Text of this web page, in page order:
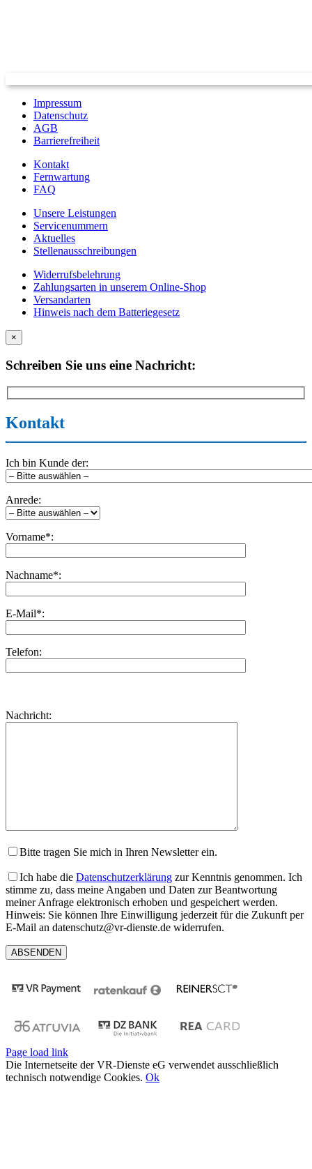
Impressum
Datenschutz
AGB
Barrierefreiheit
Kontakt
Fernwartung
FAQ
Unsere Leistungen
Servicenummern
Aktuelles
Stellenausschreibungen
Widerrufsbelehrung
Zahlungsarten in unserem Online-Shop
Versandarten
Hinweis nach dem Batteriegesetz
×
Schreiben Sie uns eine Nachricht:
Kontakt
Ich bin Kunde der:
Anrede:
Vorname*:
Nachname*:
E-Mail*:
Telefon:
dieses
lasse
Nachricht:
Bitte tragen Sie mich in Ihren Newsletter ein.
Ich habe die Datenschutzerklärung zur Kenntnis genommen. Ich
stimme zu, dass meine Angaben und Daten zur Beantwortung
meiner Anfrage elektronisch erhoben und gespeichert werden.
Hinweis: Sie können Ihre Einwilligung jederzeit für die Zukunft per
E-Mail an datenschutz@vr-dienste.de widerrufen.
Page load link
Die Internetseite der VR-Dienste eG verwendet ausschließlich
technisch notwendige Cookies. Ok